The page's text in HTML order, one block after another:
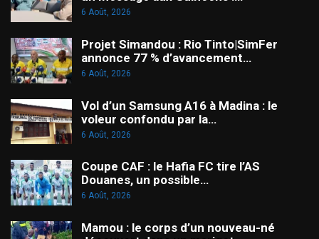
6 Août, 2026
Projet Simandou : Rio Tinto|SimFer
annonce 77 % d’avancement…
6 Août, 2026
Vol d’un Samsung A16 à Madina : le
voleur confondu par la…
6 Août, 2026
Coupe CAF : le Hafia FC tire l’AS
Douanes, un possible…
6 Août, 2026
Mamou : le corps d’un nouveau-né